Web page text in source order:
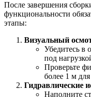
После завершения
функциональности
этапы:
Визуальный
Убедитесь в
под
Проверьте
более 1 м
Гидравлические
Наполните